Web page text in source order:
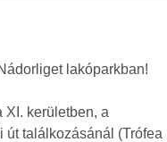
lakóparkban!
XI. kerületben, a
út találkozásánál (Trófea